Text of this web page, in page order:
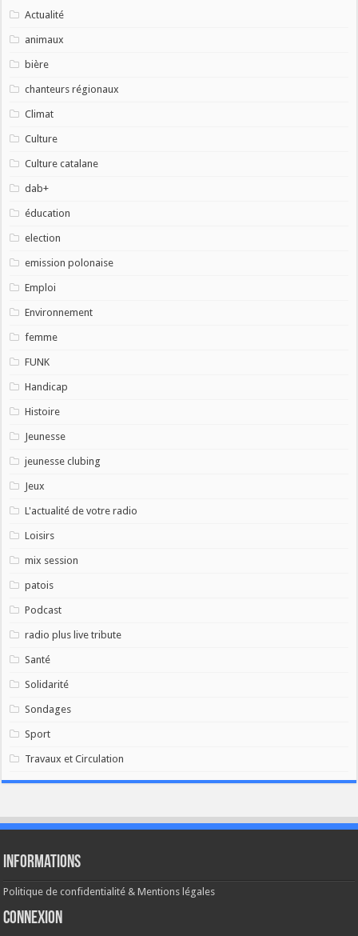
Actualité
animaux
bière
chanteurs régionaux
Climat
Culture
Culture catalane
dab+
éducation
election
emission polonaise
Emploi
Environnement
femme
FUNK
Handicap
Histoire
Jeunesse
jeunesse clubing
Jeux
L'actualité de votre radio
Loisirs
mix session
patois
Podcast
radio plus live tribute
Santé
Solidarité
Sondages
Sport
Travaux et Circulation
Informations
Politique de confidentialité & Mentions légales
Connexion